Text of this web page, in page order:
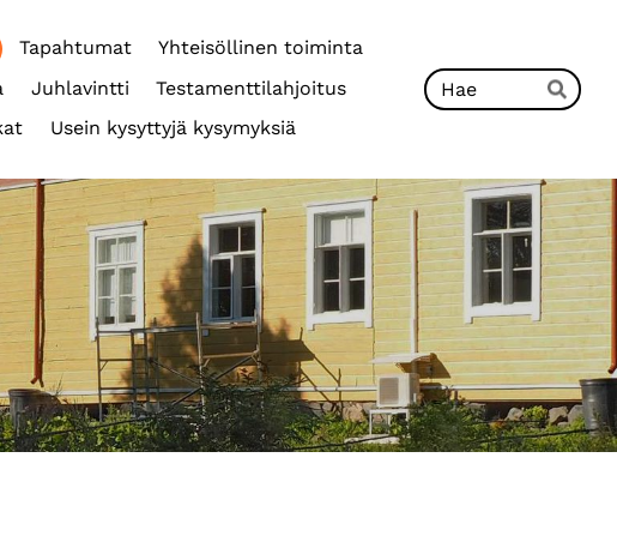
Tapahtumat
Yhteisöllinen toiminta
Juhlavintti
Testamenttilahjoitus
Usein kysyttyjä kysymyksiä
Hae